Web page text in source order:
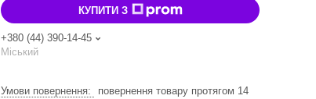
КУПИТИ З
+380 (44) 390-14-45
Міський
повернення товару протягом 14